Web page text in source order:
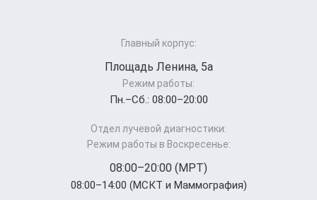
Главный корпус:
Площадь Ленина, 5а
Режим работы:
Пн.–Cб.: 08:00–20:00
Отдел лучевой диагностики:
Режим работы в Воскресенье:
08:00–20:00 (МРТ)
08:00–14:00 (МСКТ и Маммография)